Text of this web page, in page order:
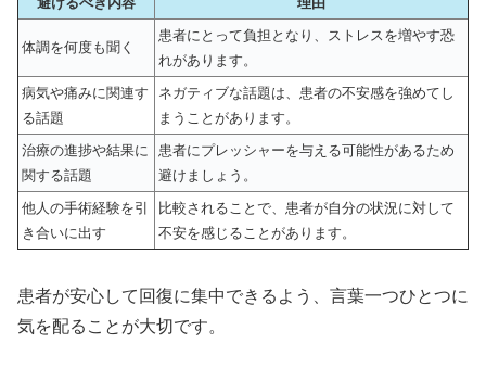
体調を何度も聞く
患者にとって負担となり、ストレスを増やす恐
れがあります。
病気や痛みに関連す
る話題
ネガティブな話題は、患者の不安感を強めてし
まうことがあります。
治療の進捗や結果に
関する話題
患者にプレッシャーを与える可能性があるため
避けましょう。
他人の手術経験を引
き合いに出す
比較されることで、患者が自分の状況に対して
不安を感じることがあります。
患者が安心して回復に集中できるよう、言葉一つひとつに
気を配ることが大切です。